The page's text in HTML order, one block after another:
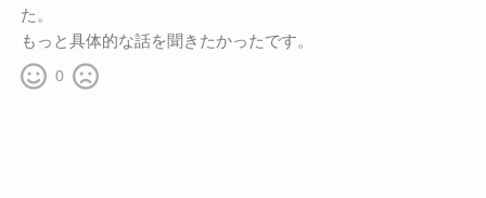
た。
もっと具体的な話を聞きたかったです。
0